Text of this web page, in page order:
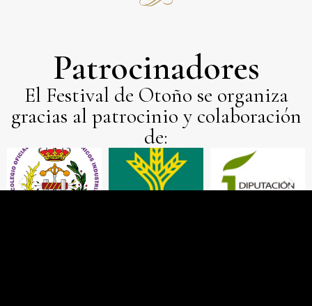
Patrocinadores
El Festival de Otoño se organiza
gracias al patrocinio y colaboración
de: